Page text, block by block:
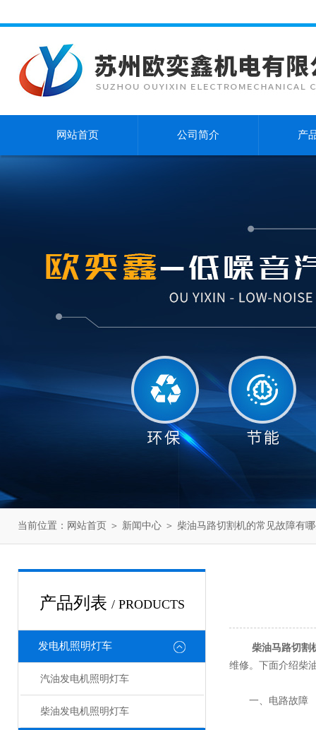
网站首页 公司简介 产
当前位置： 网站首页 ＞ 新闻中心 ＞ 柴油马路切割机的常见故障有
产品列表 / PRODUCTS
发电机照明灯车
汽油发电机照明灯车
柴油发电机照明灯车
柴油马路切割
维修。下面介绍柴
一、电路故障